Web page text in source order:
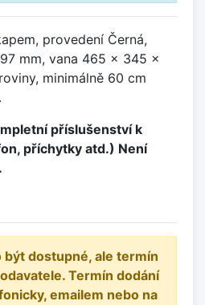
provedení Černá,
mm, vana 465 x 345 x
minimálně 60 cm
příslušenství k
příchytky atd.) Není
být dostupné, ale termín
Termín dodání
emailem nebo na